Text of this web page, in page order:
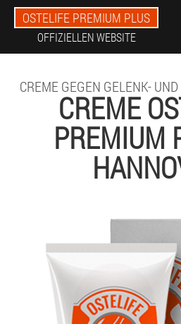
OSTELIFE PREMIUM PLUS
OFFIZIELLEN WEBSITE
CREME GEGEN GELENK-
CREME
PREMIUM